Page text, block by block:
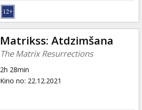
Matrikss: Atdzimšana
The Matrix Resurrections
2h 28min
Kino no: 22.12.2021